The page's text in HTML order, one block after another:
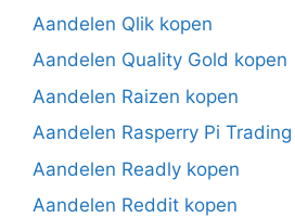
Aandelen Qlik kopen
Aandelen Quality Gold kopen
Aandelen Raizen kopen
Aandelen Rasperry Pi
Aandelen Readly kopen
Aandelen Reddit kopen